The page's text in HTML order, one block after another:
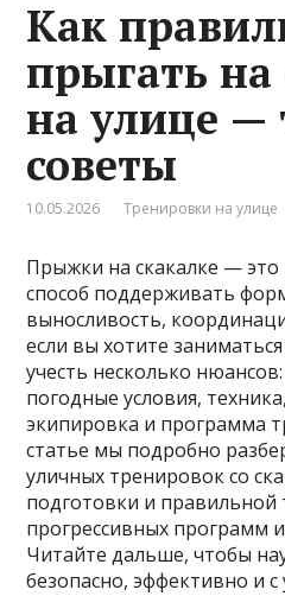
Как
прыгать на
на улице —
советы
10.05.2026 Тренировки на улице
Прыжки на скакалке — это
способ поддерживать
выносливость,
если вы хотите
учесть несколько
погодные условия,
экипировка и программа
статье мы подробно
уличных тренировок со
подготовки и правильной
прогрессивных программ
Читайте дальше, чтобы
безопасно, эффективно и